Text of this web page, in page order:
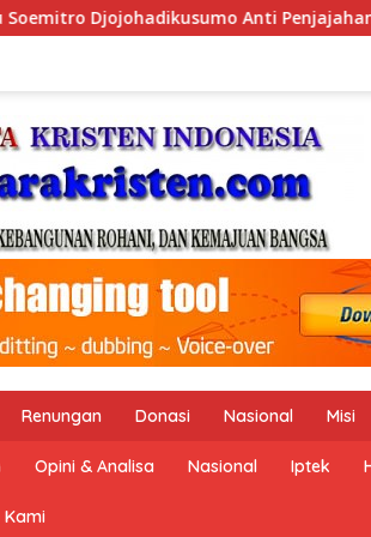
(Pergolakan Ekonomi Politik
Renungan Donasi Nasional Misi
Opini & Analisa Nasional Iptek
Kami